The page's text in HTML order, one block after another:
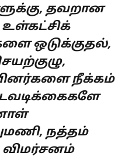
தவறான
உள்கட்சிக்
ஒடுக்குதல்,
நீக்கம்
நத்தம்